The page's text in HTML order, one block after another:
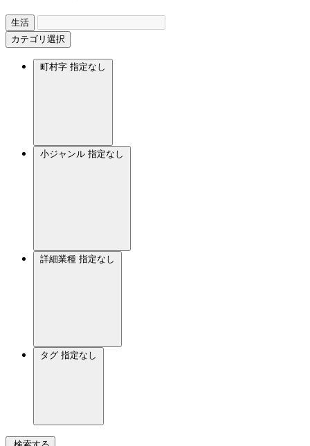
生活
カテゴリ選択
町村字 指定なし
小ジャンル 指定なし
詳細業種 指定なし
タグ 指定なし